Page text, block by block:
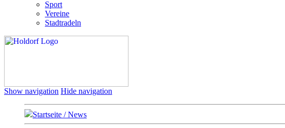
Sport
Vereine
Stadtradeln
Show navigation Hide navigation
Startseite / News